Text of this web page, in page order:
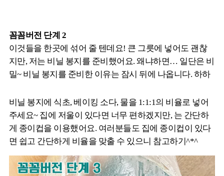
꼼꼼버전 단계 2
이것들을 한곳에 섞어 줄 텐데요! 큰 그릇에 넣어도 괜찮
지만, 저는 비닐 봉지를 준비했어요. 왜냐하면… 일단은 비
밀~ 비닐 봉지를 준비한 이유는 잠시 뒤에 나옵니다. 하하
비닐 봉지에 식초, 베이킹 소다, 물을 1:1:1의 비율로 넣어
주세요~ 집에 저울이 있다면 너무 편하겠지만, 는 간단하
게 종이컵을 이용했어요. 여러분들도 집에 종이컵이 있다
면 쉽고 간단하게 비율을 맞출 수 있으니 참고하기^*^